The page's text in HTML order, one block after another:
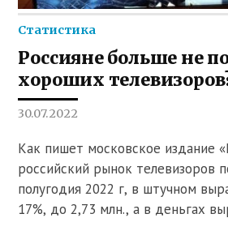
Статистика
Россияне больше не
хороших
30.07.2022
Как пишет московское издание
российский рынок телевизоров
полугодия 2022 г, в штучном
17%, до 2,73 млн., а в деньгах